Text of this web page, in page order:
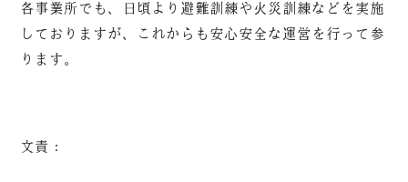
各事業所でも、日頃より避難訓練や火災訓練などを実施
しておりますが、これからも安心安全な運営を行って参
ります。
文責：